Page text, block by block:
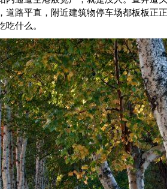
道路平直，附近建筑物停车场都板板正
吃什么。